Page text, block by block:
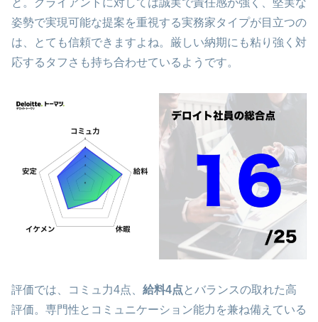
と。クライアントに対しては誠実で責任感が強く、堅実な
姿勢で実現可能な提案を重視する実務家タイプが目立つの
は、とても信頼できますよね。厳しい納期にも粘り強く対
応するタフさも持ち合わせているようです。
評価では、コミュ力4点、 給料4点 とバランスの取れた高
評価。専門性とコミュニケーション能力を兼ね備えている